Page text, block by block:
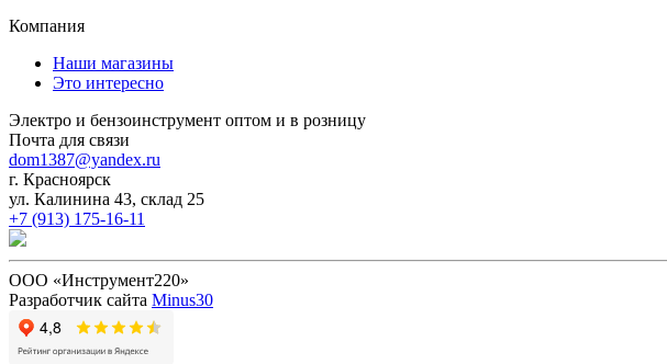
Компания
Наши магазины
Это интересно
Электро и бензоинструмент оптом и в розницу
Почта для связи
dom1387@yandex.ru
г. Красноярск
ул. Калинина 43, склад 25
+7 (913) 175-16-11
ООО «Инструмент220»
Разработчик сайта Minus30